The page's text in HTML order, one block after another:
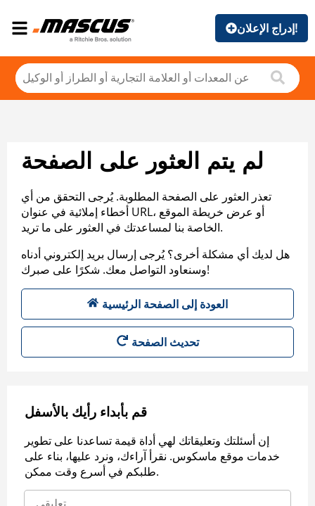
إدراج الإعلان!
لم يتم العثور على الصفحة
تعذر العثور على الصفحة المطلوبة. يُرجى التحقق من أي
أخطاء إملائية في عنوان URL، أو عرض خريطة الموقع
الخاصة بنا لمساعدتك في العثور على ما تريد.
هل لديك أي مشكلة أخرى؟ يُرجى إرسال بريد إلكتروني أدناه
وسنعاود التواصل معك. شكرًا على صبرك!
العودة إلى الصفحة الرئيسية
تحديث الصفحة
قم بأبداء رأيك بالأسفل
إن أسئلتك وتعليقاتك لهي أداة قيمة تساعدنا على تطوير
خدمات موقع ماسكوس. نقرأ آراءك، ونرد عليها، بناء على
طلبكم في أسرع وقت ممكن.